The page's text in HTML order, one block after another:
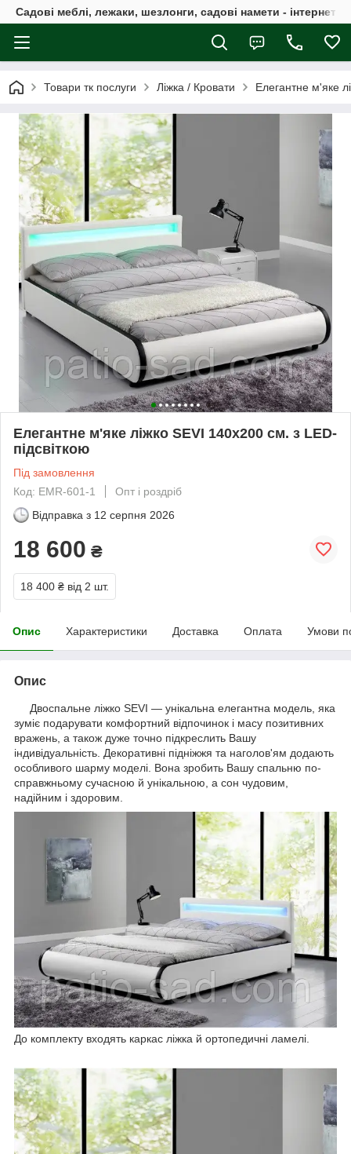
Садові меблі, лежаки, шезлонги, садові намети - інтернет-
Товари тк послуги Ліжка / Кровати Елегантне м'яке
Елегантне м'яке ліжко SEVI 140х200 см. з LED-
підсвіткою
Під замовлення
Код: EMR-601-1
Опт і роздріб
Відправка з 12 серпня 2026
18 600 ₴
18 400 ₴ від 2 шт.
Опис Характеристики Доставка Оплата Умови
Опис
Двоспальне ліжко SEVI — унікальна елегантна модель, яка
зуміє подарувати комфортний відпочинок і масу позитивних
вражень, а також дуже точно підкреслить Вашу
індивідуальність. Декоративні підніжжя та наголов'ям додають
особливого шарму моделі. Вона зробить Вашу спальню по-
справжньому сучасною й унікальною, а сон чудовим,
надійним і здоровим.
До комплекту входять каркас ліжка й ортопедичні ламелі.